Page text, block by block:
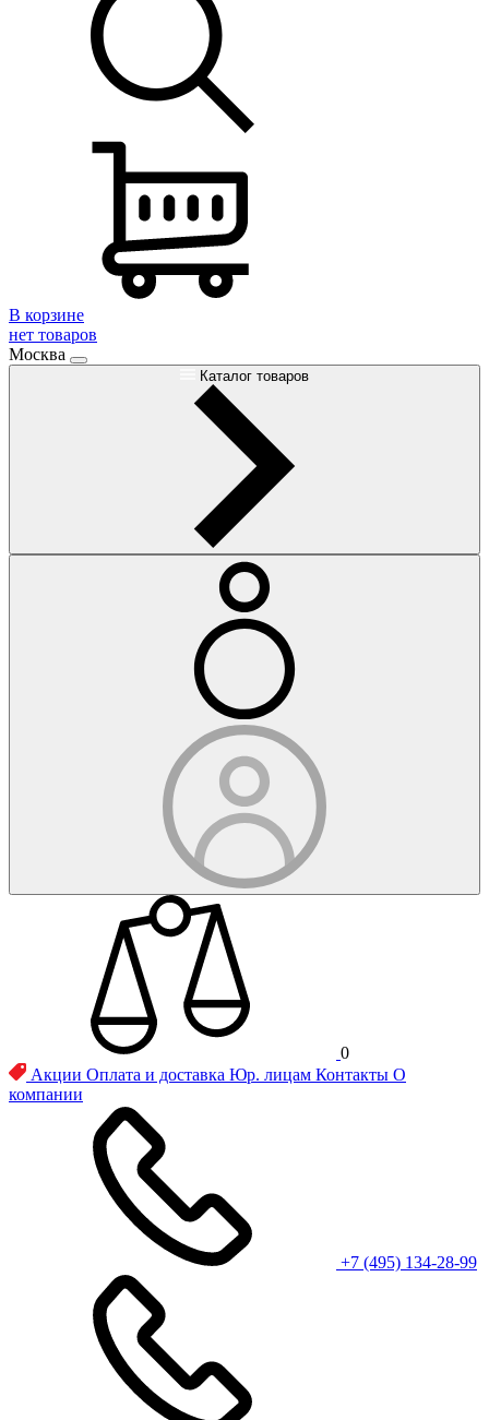
В корзине
нет товаров
Москва
Каталог товаров
0
Акции Оплата и доставка Юр. лицам Контакты О
компании
+7 (495) 134-28-99